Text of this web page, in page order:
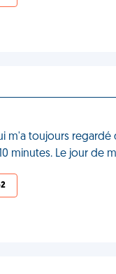
m'a toujours
minutes. Le jour de